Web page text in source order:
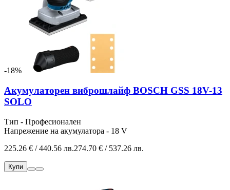
-18%
Акумулаторен виброшлайф BOSCH GSS 18V-13
SOLO
Тип - Професионален
Напрежение на акумулатора - 18 V
225.26 € / 440.56 лв.274.70 € / 537.26 лв.
Купи